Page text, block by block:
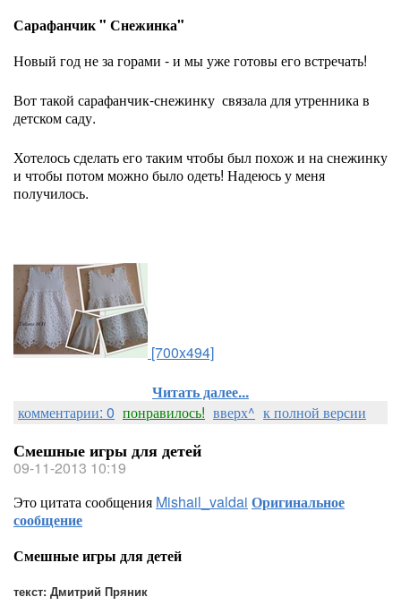
Сарафанчик " Снежинка"
Новый год не за горами - и мы уже готовы его встречать!
Вот такой сарафанчик-снежинку связала для утренника в
детском саду.
Хотелось сделать его таким чтобы был похож и на снежинку
и чтобы потом можно было одеть! Надеюсь у меня
получилось.
[700x494]
Читать далее...
комментарии: 0 понравилось! вверх^ к полной версии
Смешные игры для детей
09-11-2013 10:19
Это цитата сообщения Mishail_valdai Оригинальное
сообщение
Смешные игры для детей
текст: Дмитрий Пряник